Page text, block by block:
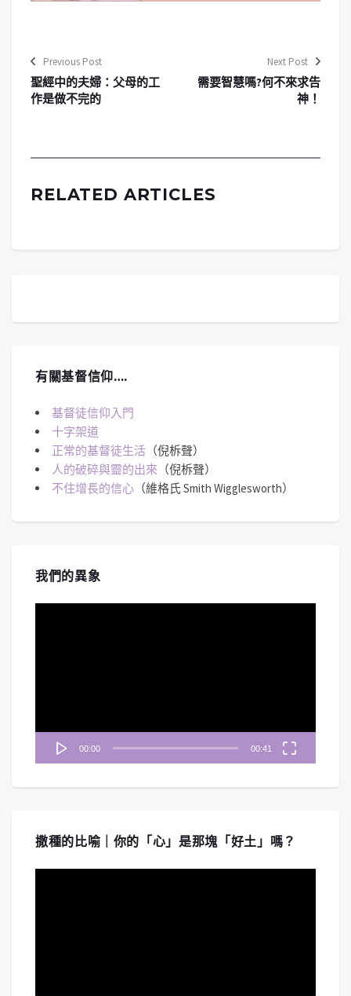
Previous Post
聖經中的夫婦：父母的工
作是做不完的
Next Post
需要智慧嗎?何不來求告
神！
RELATED ARTICLES
有關基督信仰….
基督徒信仰入門
十字架道
正常的基督徒生活 （倪柝聲）
人的破碎與靈的出來 （倪柝聲）
不住增長的信心 （維格氏 Smith Wigglesworth）
我們的異象
00:00 00:41
撒種的比喻｜你的「心」是那塊「好土」嗎？